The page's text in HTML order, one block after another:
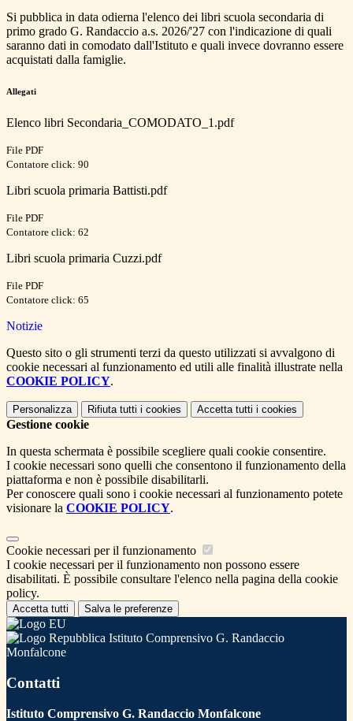
Si pubblica in data odierna l'elenco dei libri scuola secondaria di
primo grado G. Randaccio a.s. 2026/'27 con l'indicazione di quali
saranno dati in comodato dall'Istituto e quali invece dovranno essere
acquistati dalla famiglie.
Allegati
Elenco libri Secondaria_COMODATO_1.pdf
File PDF
Contatore click: 90
Libri scuola primaria Battisti.pdf
File PDF
Contatore click: 62
Libri scuola primaria Cuzzi.pdf
File PDF
Contatore click: 65
Notizie
Questo sito o gli strumenti terzi da questo utilizzati si avvalgono di
cookie necessari al funzionamento ed utili alle finalità illustrate nella
COOKIE POLICY.
Personalizza Rifiuta tutti i cookies Accetta tutti i cookies
Gestione cookie
In questa schermata è possibile scegliere quali cookie consentire.
I cookie necessari sono quelli che consentono il funzionamento della
piattaforma e non è possibile disabilitarli.
Per conoscere quali sono i cookie necessari al funzionamento potete
visionare la COOKIE POLICY.
Cookie necessari per il funzionamento
I cookie necessari per il funzionamento non possono essere
disabilitati. È possibile consultare l'elenco nella pagina della cookie
policy.
Accetta tutti Salva le preferenze
Istituto Comprensivo G. Randaccio
Monfalcone
Contatti
Istituto Comprensivo G. Randaccio Monfalcone